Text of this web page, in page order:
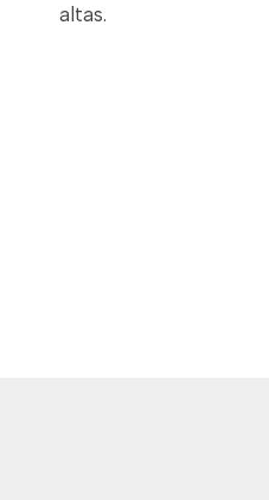
altas.